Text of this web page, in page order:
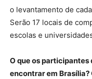
o levantamento de
Serão 17 locais de
escolas e
O que os
encontrar em Brasília?